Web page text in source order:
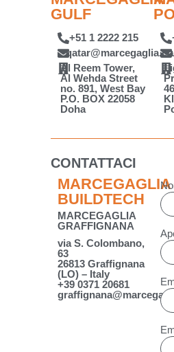
GULF
+51 1 2222 215
Al Reem Tower,
Al Wehda Street
no. 891, West Bay
P.O. BOX 22058
Doha
CONTATTACI
MARCEGAGLIA
BUILDTECH
MARCEGAGLIA
GRAFFIGNANA
via S. Colombano,
63
26813 Graffignana
(LO) – Italy
+39 0371 20681